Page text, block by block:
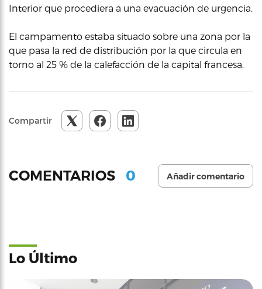
Interior que procediera a una evacuación de urgencia.
El campamento estaba situado sobre una zona por la
que pasa la red de distribución por la que circula en
torno al 25 % de la calefacción de la capital francesa.
Compartir
COMENTARIOS 0 Añadir comentario
Lo Último